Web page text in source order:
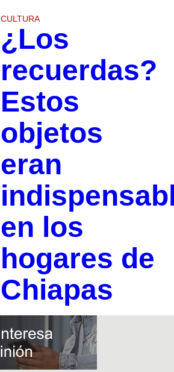
CULTURA
¿Los
recuerdas?
Estos
objetos
eran
en los
hogares de
Chiapas